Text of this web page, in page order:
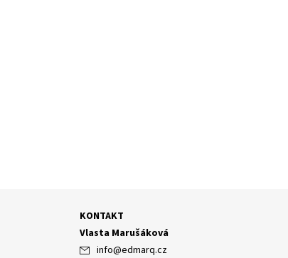
KONTAKT
Vlasta Marušáková
info@edmarq.cz